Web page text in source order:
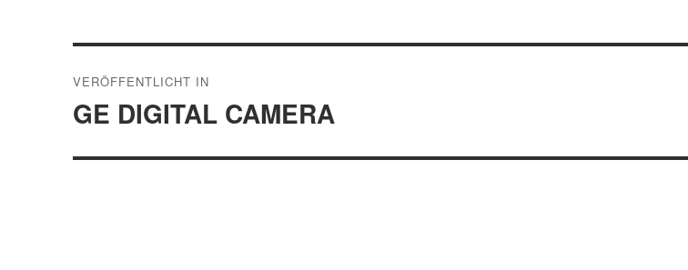
VERÖFFENTLICHT IN
GE DIGITAL CAMERA